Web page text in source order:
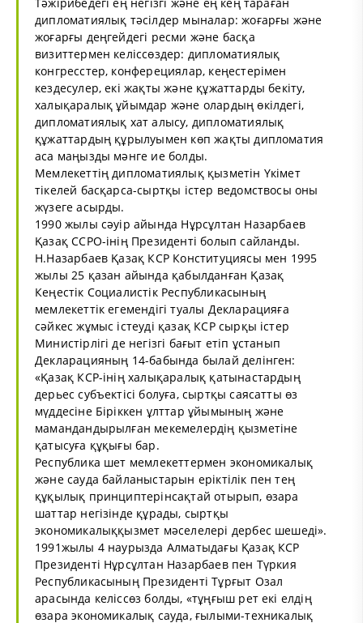
дипломатиялық тәсілдер мыналар: жоғарғы және
жоғарғы деңгейдегі ресми және басқа
визиттермен келіссөздер: дипломатиялық
конгресстер, конферециялар, кеңестерімен
кездесулер, екі жақты және құжаттарды бекіту,
халықаралық ұйымдар және олардың өкілдегі,
дипломатиялық хат алысу, дипломатиялық
құжаттардың құрылуымен көп жақты дипломатия
аса маңызды мәнге ие болды.
Мемлекеттің дипломатиялық қызметін Үкімет
тікелей басқарса-сыртқы істер ведомствосы оны
жүзеге асырды.
1990 жылы сәуір айында Нұрсұлтан Назарбаев
Қазақ ССРО-інің Президенті болып сайланды.
Н.Назарбаев Қазақ КСР Конституциясы мен 1995
жылы 25 қазан айында қабылданған Қазақ
Кеңестік Социалистік Республикасының
мемлекеттік егемендігі туалы Декларацияға
сәйкес жұмыс істеуді қазақ КСР сырқы істер
Министірлігі де негізгі бағыт етіп ұстанып
Декларацияның 14-бабында былай делінген:
«Қазақ КСР-інің халықаралық қатынастардың
дерьес субъектісі болуға, сыртқы саясатты өз
мүддесіне Біріккен ұлттар ұйымының және
мамандандырылған мекемелердің қызметіне
қатысуға құқығы бар.
Республика шет мемлекеттермен экономикалық
және сауда байланыстарын еріктілік пен тең
құқылық принциптерінсақтай отырып, өзара
шаттар негізінде құрады, сыртқы
экономикалыққызмет мәселелері дербес шешеді».
1991жылы 4 наурызда Алматыдағы Қазақ КСР
Президенті Нұрсұлтан Назарбаев пен Түркия
Республикасының Президенті Тұрғыт Озал
арасында келіссөз болды, «тұңғыш рет екі елдің
өзара экономикалық сауда, ғылыми-техникалық